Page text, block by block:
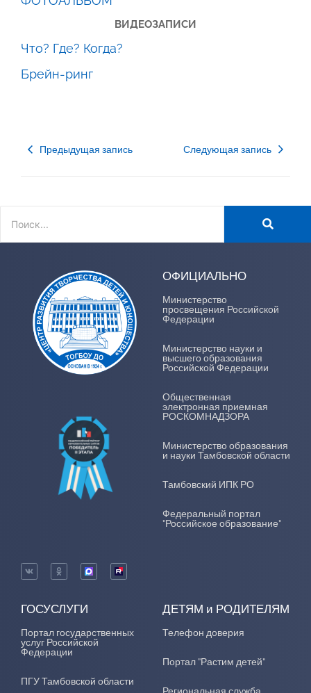
ВИДЕОЗАПИСИ
Что? Где? Когда?
Брейн-ринг
Предыдущая запись Следующая запись
ОФИЦИАЛЬНО
Министерство
просвещения Российской
Федерации
Министерство науки и
высшего образования
Российской Федерации
Общественная
электронная приемная
РОСКОМНАДЗОРА
Министерство образования
и науки Тамбовской области
Тамбовский ИПК РО
Федеральный портал
"Российское образование"
ГОСУСЛУГИ
Портал государственных
услуг Российской
Федерации
ПГУ Тамбовской области
ДЕТЯМ и РОДИТЕЛЯМ
Телефон доверия
Портал "Растим детей"